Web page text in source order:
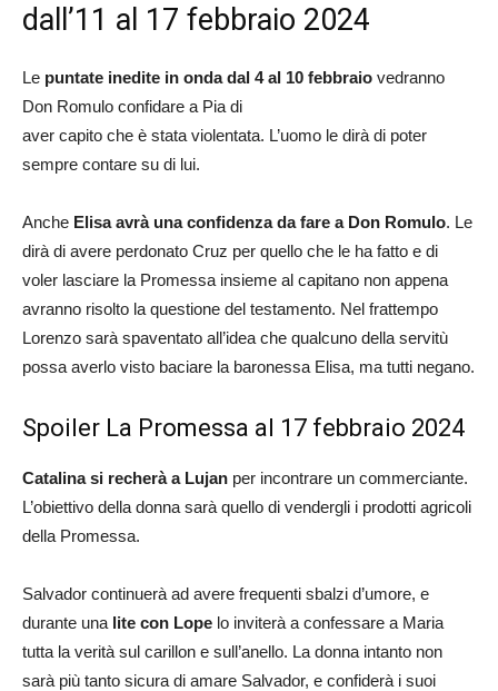
dall’11 al 17 febbraio 2024
Le puntate inedite in onda dal 4 al 10 febbraio vedranno
Don Romulo confidare a Pia di
aver capito che è stata violentata. L’uomo le dirà di poter
sempre contare su di lui.
Anche Elisa avrà una confidenza da fare a Don Romulo. Le
dirà di avere perdonato Cruz per quello che le ha fatto e di
voler lasciare la Promessa insieme al capitano non appena
avranno risolto la questione del testamento. Nel frattempo
Lorenzo sarà spaventato all’idea che qualcuno della servitù
possa averlo visto baciare la baronessa Elisa, ma tutti negano.
Spoiler La Promessa al 17 febbraio 2024
Catalina si recherà a Lujan per incontrare un commerciante.
L’obiettivo della donna sarà quello di vendergli i prodotti agricoli
della Promessa.
Salvador continuerà ad avere frequenti sbalzi d’umore, e
durante una lite con Lope lo inviterà a confessare a Maria
tutta la verità sul carillon e sull’anello. La donna intanto non
sarà più tanto sicura di amare Salvador, e confiderà i suoi